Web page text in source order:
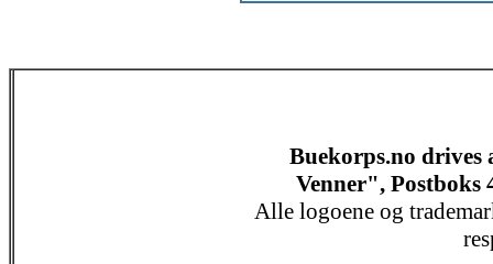
Buekorps.no drives
Venner", Postboks
Alle logoene og